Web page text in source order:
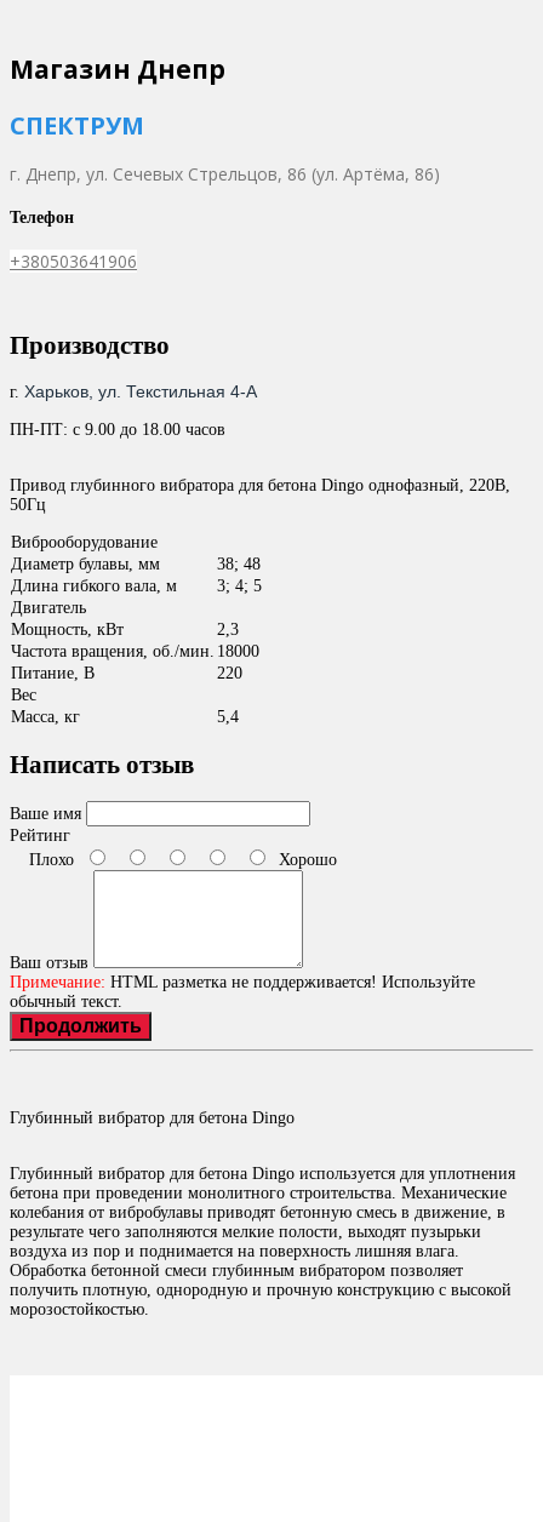
Магазин Днепр
СПЕКТРУМ
г. Днепр, ул. Сечевых Стрельцов, 86 (ул. Артёма, 86)
Телефон
+380503641906
Производство
г. Харьков, ул. Текстильная 4-А
ПН-ПТ: с 9.00 до 18.00 часов
Привод глубинного вибратора для бетона Dingo однофазный, 220В,
50Гц
Виброоборудование
Диаметр булавы, мм
38; 48
Длина гибкого вала, м
3; 4; 5
Двигатель
Мощность, кВт
2,3
Частота вращения, об./мин. 18000
Питание, В
220
Вес
Масса, кг
5,4
Написать отзыв
Ваше имя
Рейтинг
Плохо
Хорошо
Ваш отзыв
Примечание: HTML разметка не поддерживается! Используйте
обычный текст.
Продолжить
Глубинный вибратор для бетона Dingo
Глубинный вибратор для бетона Dingo используется для уплотнения
бетона при проведении монолитного строительства. Механические
колебания от вибробулавы приводят бетонную смесь в движение, в
результате чего заполняются мелкие полости, выходят пузырьки
воздуха из пор и поднимается на поверхность лишняя влага.
Обработка бетонной смеси глубинным вибратором позволяет
получить плотную, однородную и прочную конструкцию с высокой
морозостойкостью.